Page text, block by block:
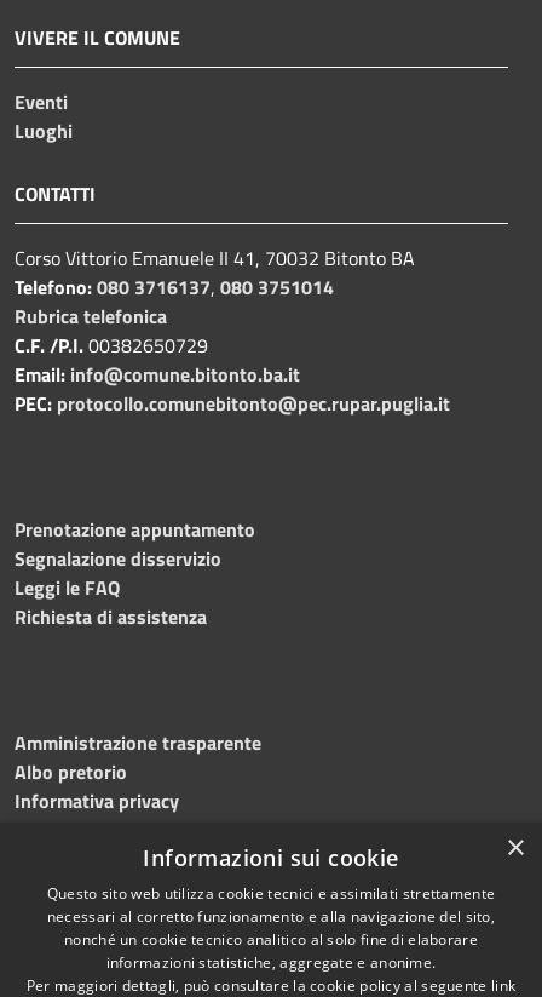
VIVERE IL COMUNE
Eventi
Luoghi
CONTATTI
Corso Vittorio Emanuele II 41, 70032 Bitonto BA
Telefono:080 3716137, 080 3751014
Rubrica telefonica
C.F. /P.I.00382650729
Email: info@comune.bitonto.ba.it
PEC: protocollo.comunebitonto@pec.rupar.puglia.it
Prenotazione appuntamento
Segnalazione disservizio
Leggi le FAQ
Richiesta di assistenza
Amministrazione trasparente
Albo pretorio
Informativa privacy
Dichiarazione di accessibilità Meccanismo di feedback
RSS
Copyright © 2026 • Comune di
×
Informazioni sui cookie
Questo sito web utilizza cookie tecnici e assimilati strettamente
necessari al corretto funzionamento e alla navigazione del sito,
nonché un cookie tecnico analitico al solo fine di elaborare
informazioni statistiche, aggregate e anonime.
Per maggiori dettagli, può consultare la cookie policy al seguente link